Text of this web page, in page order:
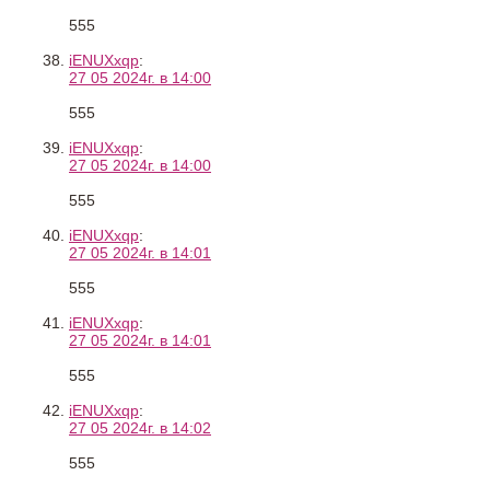
555
iENUXxqp:
27 05 2024г. в 14:00
555
iENUXxqp:
27 05 2024г. в 14:00
555
iENUXxqp:
27 05 2024г. в 14:01
555
iENUXxqp:
27 05 2024г. в 14:01
555
iENUXxqp:
27 05 2024г. в 14:02
555